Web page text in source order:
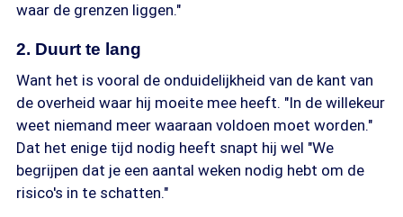
waar de grenzen liggen."
2. Duurt te lang
Want het is vooral de onduidelijkheid van de kant van
de overheid waar hij moeite mee heeft. "In de willekeur
weet niemand meer waaraan voldoen moet worden."
Dat het enige tijd nodig heeft snapt hij wel "We
begrijpen dat je een aantal weken nodig hebt om de
risico's in te schatten."